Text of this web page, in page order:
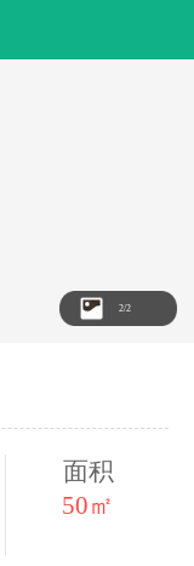
2/2
面积
50㎡